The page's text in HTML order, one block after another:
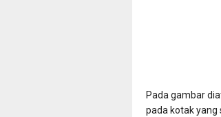
Pada gambar
pada kotak yang